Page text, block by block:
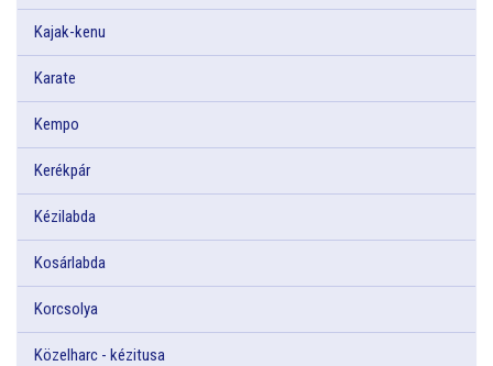
Kajak-kenu
Karate
Kempo
Kerékpár
Kézilabda
Kosárlabda
Korcsolya
Közelharc - kézitusa